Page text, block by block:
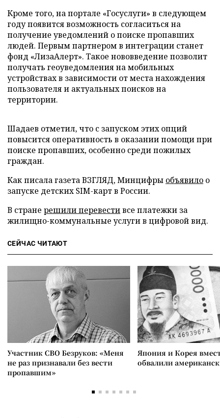
Кроме того, на портале «Госуслуги» в следующем
году появится возможность согласиться на
получение уведомлений о поиске пропавших
людей. Первым партнером в интеграции станет
фонд «ЛизаАлерт». Такое нововведение позволит
получать геоуведомления на мобильных
устройствах в зависимости от места нахождения
пользователя и актуальных поисков на
территории.
Шадаев отметил, что с запуском этих опций
повысится оперативность в оказании помощи при
поиске пропавших, особенно среди пожилых
граждан.
Как писала газета ВЗГЛЯД, Минцифры объявило о
запуске детских SIM-карт в России.
В стране решили перевестивсе платежки за
жилищно-коммунальные услуги в цифровой вид.
СЕЙЧАС ЧИТАЮТ
Участник СВО Безруков: «Меня
не раз признавали без вести
пропавшим»
Япония и Корея
обвалили